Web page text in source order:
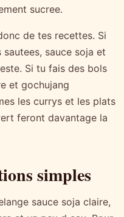
sucree.
de tes recettes. Si
sauce soja et
Si tu fais des bols
et gochujang
les currys et les plats
feront davantage la
simples
sauce soja claire,